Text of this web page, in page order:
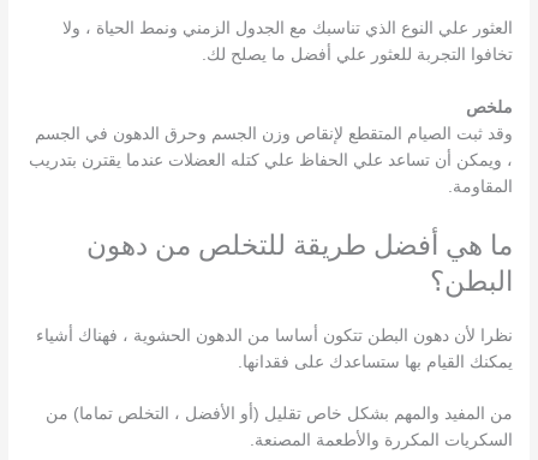
العثور علي النوع الذي تناسبك مع الجدول الزمني ونمط الحياة ، ولا
تخافوا التجربة للعثور علي أفضل ما يصلح لك.
ملخص
وقد ثبت الصيام المتقطع لإنقاص وزن الجسم وحرق الدهون في الجسم
، ويمكن أن تساعد علي الحفاظ علي كتله العضلات عندما يقترن بتدريب
المقاومة.
ما هي أفضل طريقة للتخلص من دهون
البطن؟
نظرا لأن دهون البطن تتكون أساسا من الدهون الحشوية ، فهناك أشياء
يمكنك القيام بها ستساعدك على فقدانها.
من المفيد والمهم بشكل خاص تقليل (أو الأفضل ، التخلص تماما) من
السكريات المكررة والأطعمة المصنعة.